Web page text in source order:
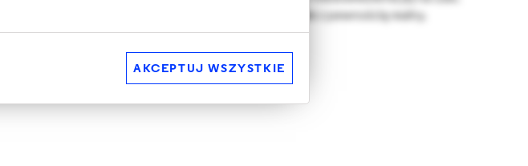
Jest to oczywiście jeden z ciemniejszych scenariuszy, ale z pewnością realny.
Rozwiązaniem jest refaktoring kodu.
AKCEPTUJ WSZYSTKIE